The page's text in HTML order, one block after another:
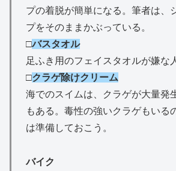
プの着脱が簡単になる。筆者は、
プをそのままかぶっている。
□バスタオル
足ふき用のフェイスタオルが嫌な
□クラゲ除けクリーム
海でのスイムは、クラゲが大量発
もある。毒性の強いクラゲもいる
は準備しておこう。
バイク